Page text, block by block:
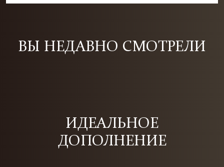
ВЫ НЕДАВНО СМОТРЕЛИ
ИДЕАЛЬНОЕ
ДОПОЛНЕНИЕ